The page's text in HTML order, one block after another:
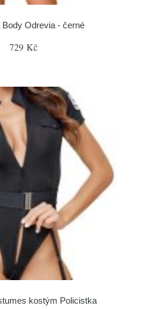
Body Odrevia - černé
729 Kč
kostým Policistka